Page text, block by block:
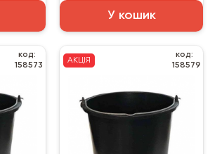
У кошик
код:
158573
АКЦІЯ
код:
158579